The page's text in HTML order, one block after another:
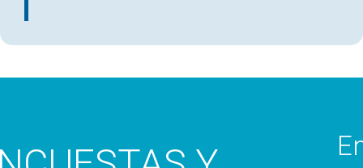
Encuesta de Percepción